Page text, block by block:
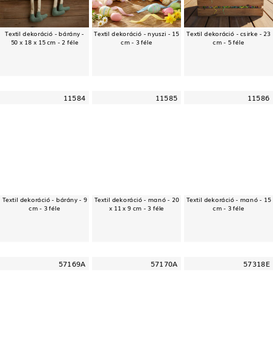
Textil dekoráció - bárány -
50 x 18 x 15 cm - 2 féle
Textil dekoráció - nyuszi - 15
cm - 3 féle
Textil dekoráció - csirke - 23
cm - 5 féle
11584
Textil dekoráció - bárány - 9
cm - 3 féle
11585
Textil dekoráció - manó - 20
x 11 x 9 cm - 3 féle
11586
Textil dekoráció - manó - 15
cm - 3 féle
57169A 57170A 57318E